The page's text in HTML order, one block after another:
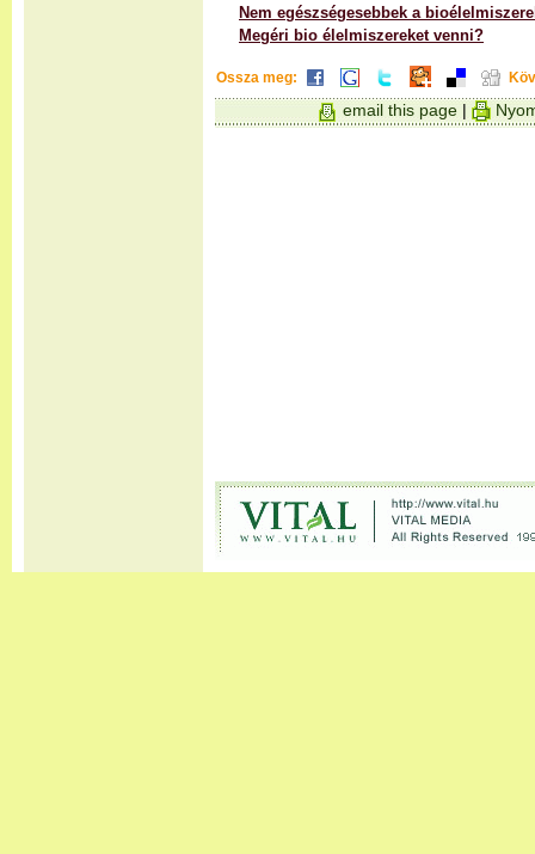
Nem egészségesebbek a
Megéri bio élelmiszereket venni?
Ossza meg:
email this page |